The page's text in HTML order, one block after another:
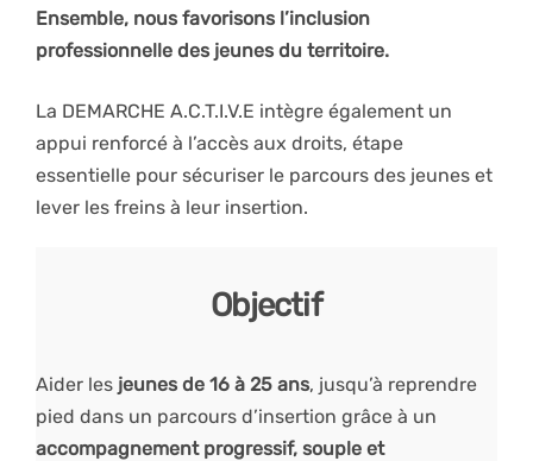
Ensemble, nous favorisons l’inclusion
professionnelle des jeunes du territoire.
La DEMARCHE A.C.T.I.V.E intègre également un
appui renforcé à l’accès aux droits, étape
essentielle pour sécuriser le parcours des jeunes et
lever les freins à leur insertion.
Objectif
Aider les jeunes de 16 à 25 ans, jusqu’à reprendre
pied dans un parcours d’insertion grâce à un
accompagnement progressif, souple et